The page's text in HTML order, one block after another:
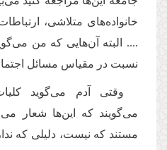
خانواده‌های متلاشی،
.... البته آن‌هایی که من
نسبت در مقیاس مسائل
وقتی آدم می‌گوید
می‌گویند که این‌ها شعار
مستند که نیست، دلیلی که